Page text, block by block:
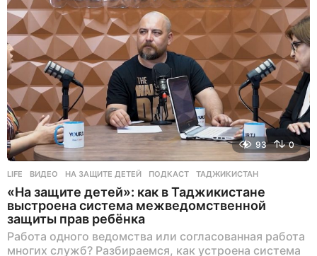
93 0
LIFE ВИДЕО ,НА ЗАЩИТЕ ДЕТЕЙ ,ПОДКАСТ ,ТАДЖИКИСТАН
«На защите детей»: как в Таджикистане
выстроена система межведомственной
защиты прав ребёнка
Работа одного ведомства или согласованная работа
многих служб? Разбираемся, как устроена система